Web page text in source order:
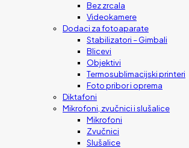
Bez zrcala
Videokamere
Dodaci za fotoaparate
Stabilizatori – Gimbali
Blicevi
Objektivi
Termosublimacijski printeri
Foto pribor i oprema
Diktafoni
Mikrofoni, zvučnici i slušalice
Mikrofoni
Zvučnici
Slušalice